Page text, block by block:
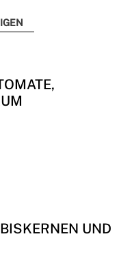
UND